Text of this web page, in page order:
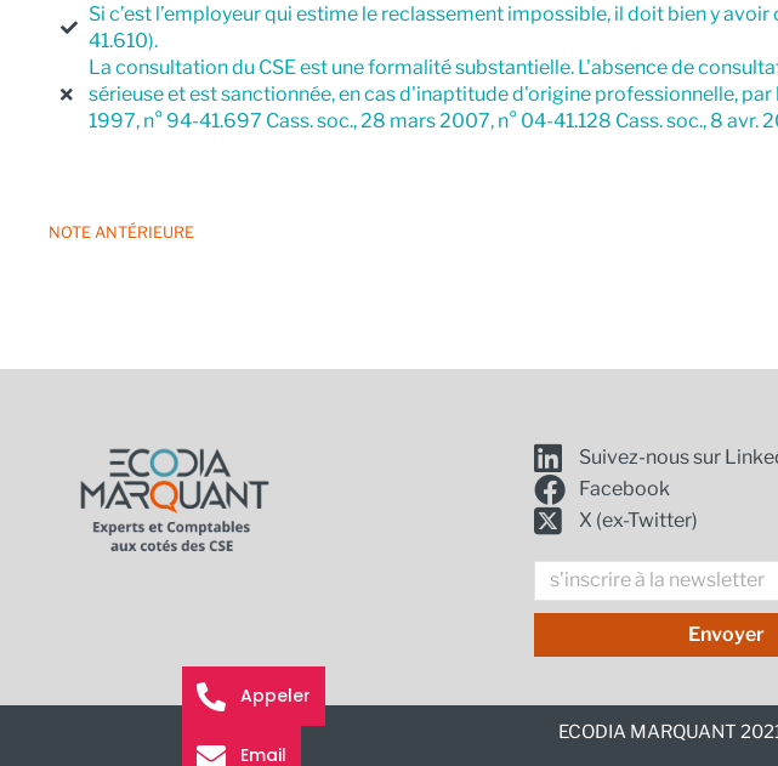
Si c’est l’employeur qui estime le reclassement impossible, il doit bien y
41.610).
La consultation du CSE est une formalité substantielle. L'absence de
sérieuse et est sanctionnée, en cas d'inaptitude d'origine professionnelle,
1997, n° 94-41.697 Cass. soc., 28 mars 2007, n° 04-41.128 Cass. soc., 8
NOTE ANTÉRIEURE
Suivez-nous sur
Facebook
X (ex-Twitter)
Inscription
newsletter
Envoyer
ECODIA MARQUANT
Appeler
Email